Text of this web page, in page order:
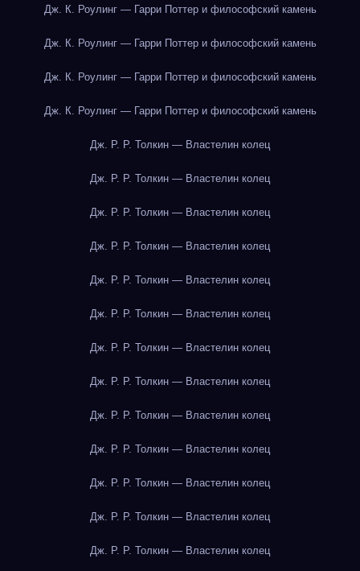
Дж. К. Роулинг — Гарри Поттер и философский камень
Дж. К. Роулинг — Гарри Поттер и философский камень
Дж. К. Роулинг — Гарри Поттер и философский камень
Дж. К. Роулинг — Гарри Поттер и философский камень
Дж. Р. Р. Толкин — Властелин колец
Дж. Р. Р. Толкин — Властелин колец
Дж. Р. Р. Толкин — Властелин колец
Дж. Р. Р. Толкин — Властелин колец
Дж. Р. Р. Толкин — Властелин колец
Дж. Р. Р. Толкин — Властелин колец
Дж. Р. Р. Толкин — Властелин колец
Дж. Р. Р. Толкин — Властелин колец
Дж. Р. Р. Толкин — Властелин колец
Дж. Р. Р. Толкин — Властелин колец
Дж. Р. Р. Толкин — Властелин колец
Дж. Р. Р. Толкин — Властелин колец
Дж. Р. Р. Толкин — Властелин колец